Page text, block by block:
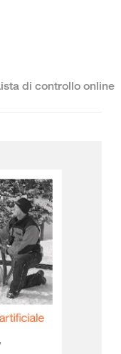
di controllo online